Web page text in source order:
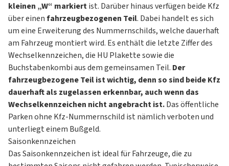
kleinen „W“ markiertist. Darüber hinaus verfügen beide Kfz
über einenfahrzeugbezogenen Teil. Dabei handelt es sich
um eine Erweiterung des Nummernschilds, welche dauerhaft
am Fahrzeug montiert wird. Es enthält die letzte Ziffer des
Wechselkennzeichen, die HU Plakette sowie die
Buchstabenkombi aus dem gemeinsamen Teil. Der
fahrzeugbezogene Teil ist wichtig, denn so sind beide Kfz
dauerhaft als zugelassen erkennbar, auch wenn das
Wechselkennzeichen nicht angebracht ist.Das öffentliche
Parken ohne Kfz-Nummernschild ist nämlich verboten und
unterliegt einem Bußgeld.
Saisonkennzeichen
Das Saisonkennzeichen ist ideal für Fahrzeuge, die zu